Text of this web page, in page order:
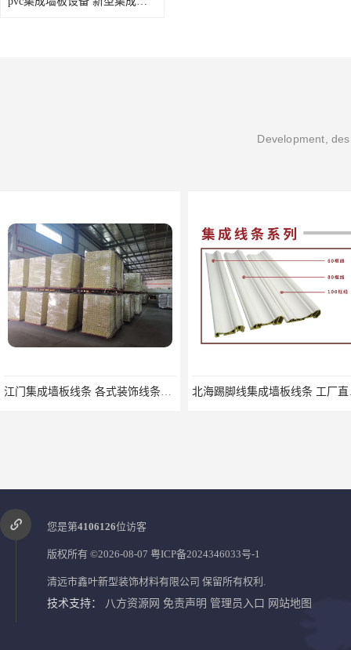
Development,
装饰线集成墙板线条花色规格齐全 常用花色库存
您是第4106126位访客
版权所有 ©2026-08-07 粤ICP备2024346033号-1
清远市鑫叶新型装饰材料有限公司 保留所有权利.
技术支持： 八方资源网 免责声明 管理员入口 网站地图